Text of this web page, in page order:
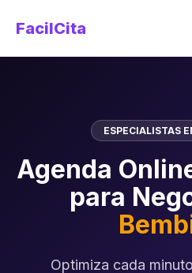
FacilCita
ESPECIALISTAS
Agenda
para
Optimiza cada